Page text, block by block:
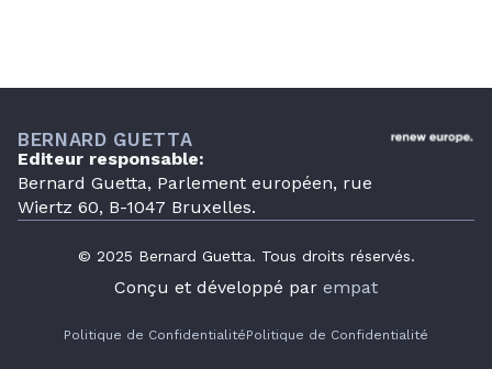
BERNARD GUETTA
Editeur responsable:
Bernard Guetta, Parlement européen, rue
Wiertz 60, B-1047 Bruxelles.
© 2025 Bernard Guetta. Tous droits réservés.
Conçu et développé par empat
Politique de ConfidentialitéPolitique de Confidentialité